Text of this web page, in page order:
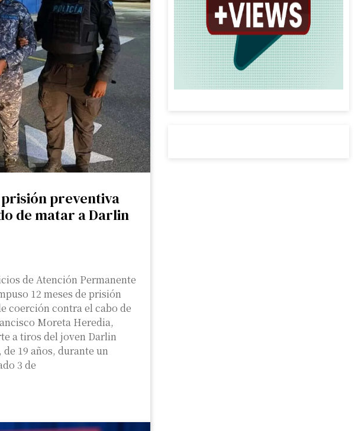
prisión preventiva
de matar a Darlin
de Atención Permanente
12 meses de prisión
coerción contra el cabo de
Moreta Heredia,
a tiros del joven Darlin
19 años, durante un
3 de